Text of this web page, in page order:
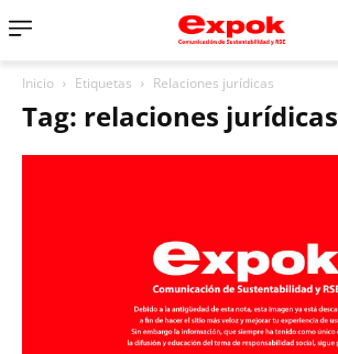
Inicio Etiquetas Relaciones jurídicas
Tag: relaciones jurídicas